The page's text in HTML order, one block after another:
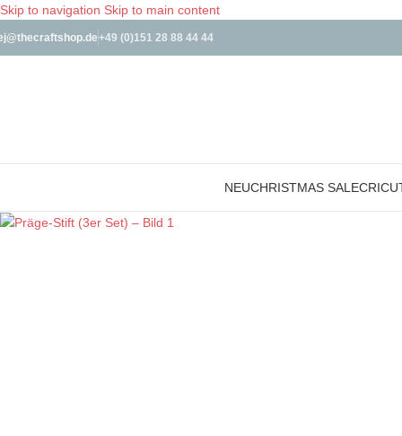
Skip to navigation Skip to main content
+49 (0)151 28 88 44 44
NEUCHRISTMAS SALE